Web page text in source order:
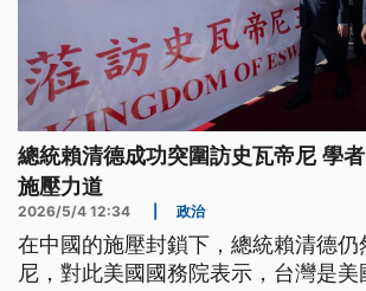
總統賴清德成功突圍訪史瓦帝尼 學
施壓力道
2026/5/4 12:34 政治
在中國的施壓封鎖下，總統賴清德仍
尼，對此美國國務院表示，台灣是